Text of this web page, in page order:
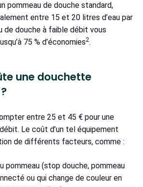
pommeau de douche standard,
entre 15 et 20 litres d’eau par
de douche à faible débit vous
75 % d’économies2.
une douchette
entre 25 et 45 € pour une
Le coût d’un tel équipement
de différents facteurs, comme :
pommeau (stop douche, pommeau
ou qui change de couleur en